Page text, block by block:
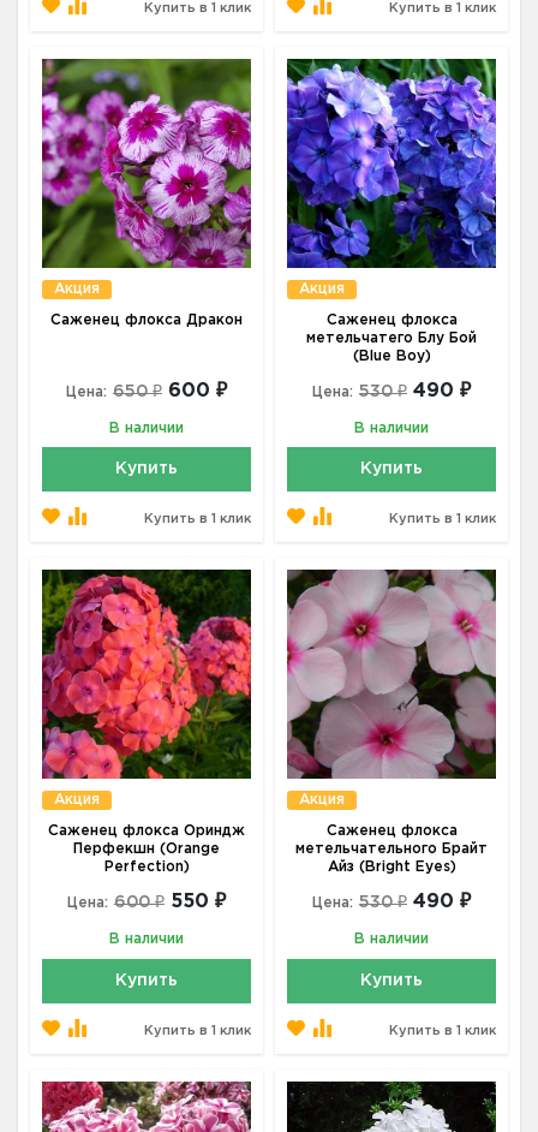
Купить в 1 клик Купить в 1 клик
Акция
Саженец флокса Дракон
Цена: 650 ₽ 600 ₽
В наличии
Купить
Купить в 1 клик
Акция
Саженец флокса
метельчатего Блу Бой
(Blue Boy)
Цена: 530 ₽ 490 ₽
В наличии
Купить
Купить в 1 клик
Акция
Саженец флокса Ориндж
Перфекшн (Orange
Perfection)
Цена: 600 ₽ 550 ₽
В наличии
Купить
Купить в 1 клик
Акция
Саженец флокса
метельчательного Брайт
Айз (Bright Eyes)
Цена: 530 ₽ 490 ₽
В наличии
Купить
Купить в 1 клик